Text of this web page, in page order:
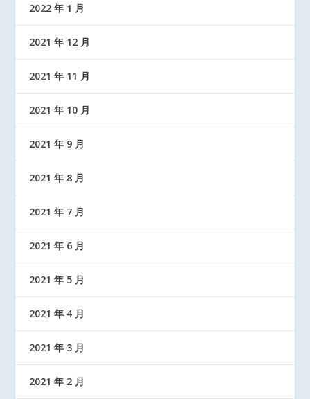
2022 年 1 月
2021 年 12 月
2021 年 11 月
2021 年 10 月
2021 年 9 月
2021 年 8 月
2021 年 7 月
2021 年 6 月
2021 年 5 月
2021 年 4 月
2021 年 3 月
2021 年 2 月